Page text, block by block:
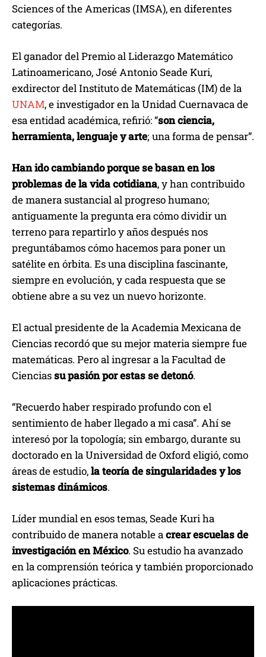
Sciences of the Americas (IMSA), en diferentes
categorías.
El ganador del Premio al Liderazgo Matemático
Latinoamericano, José Antonio Seade Kuri,
exdirector del Instituto de Matemáticas (IM) de la
UNAM, e investigador en la Unidad Cuernavaca de
esa entidad académica, refirió: “son ciencia,
herramienta, lenguaje y arte; una forma de pensar”.
Han ido cambiando porque se basan en los
problemas de la vida cotidiana, y han contribuido
de manera sustancial al progreso humano;
antiguamente la pregunta era cómo dividir un
terreno para repartirlo y años después nos
preguntábamos cómo hacemos para poner un
satélite en órbita. Es una disciplina fascinante,
siempre en evolución, y cada respuesta que se
obtiene abre a su vez un nuevo horizonte.
El actual presidente de la Academia Mexicana de
Ciencias recordó que su mejor materia siempre fue
matemáticas. Pero al ingresar a la Facultad de
Cienciassu pasión por estas se detonó.
“Recuerdo haber respirado profundo con el
sentimiento de haber llegado a mi casa”. Ahí se
interesó por la topología; sin embargo, durante su
doctorado en la Universidad de Oxford eligió, como
áreas de estudio,la teoría de singularidades y los
sistemas dinámicos.
Líder mundial en esos temas, Seade Kuri ha
contribuido de manera notable acrear escuelas de
investigación en México. Su estudio ha avanzado
en la comprensión teórica y también proporcionado
aplicaciones prácticas.